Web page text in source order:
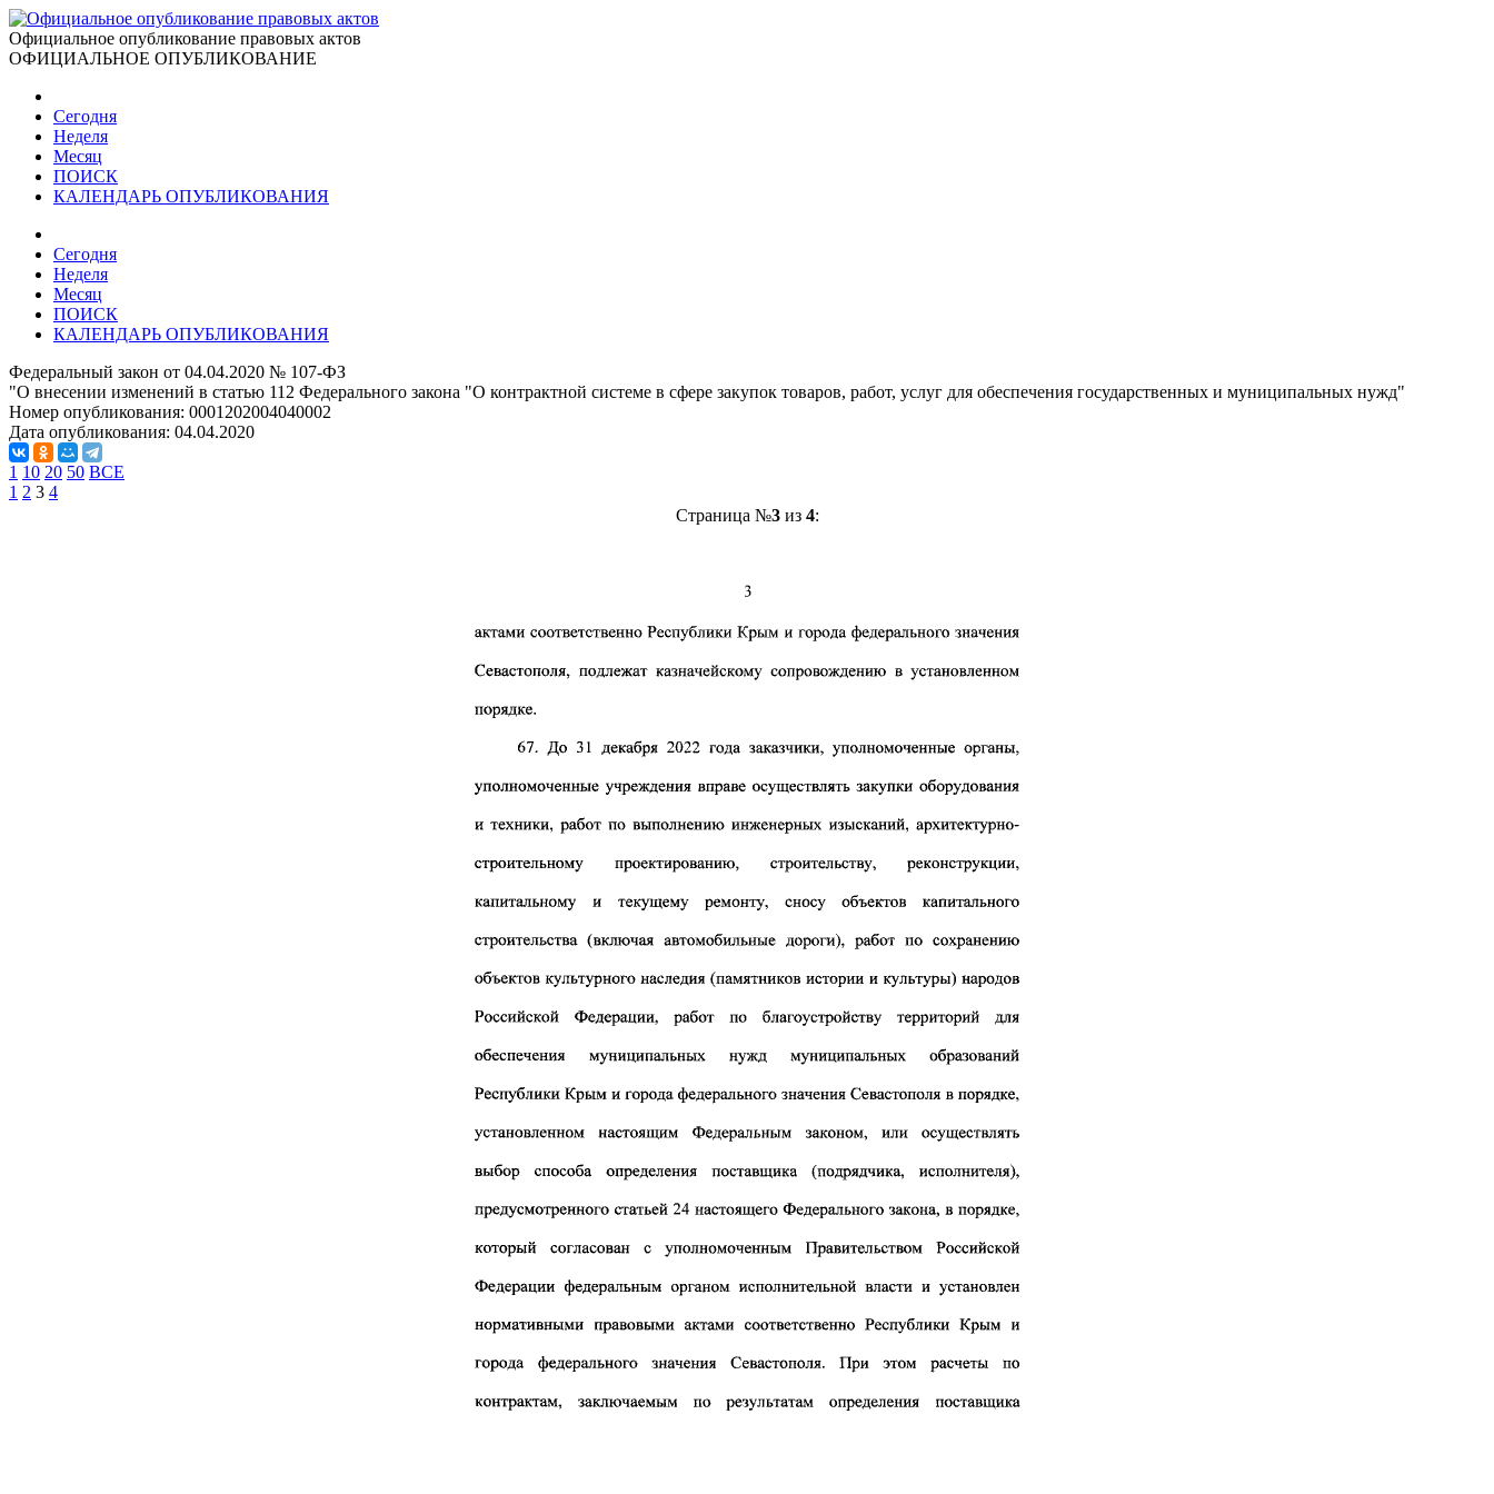
Официальное опубликование правовых актов
ОФИЦИАЛЬНОЕ ОПУБЛИКОВАНИЕ
Сегодня
Неделя
Месяц
ПОИСК
КАЛЕНДАРЬ ОПУБЛИКОВАНИЯ
Сегодня
Неделя
Месяц
ПОИСК
КАЛЕНДАРЬ ОПУБЛИКОВАНИЯ
Федеральный закон от 04.04.2020 № 107-ФЗ
"О внесении изменений в статью 112 Федерального закона "О контрактной системе в сфере закупок товаров, работ, услуг для обеспечения государственных и муниципальных нужд"
Номер опубликования: 0001202004040002
Дата опубликования: 04.04.2020
1 10 20 50 ВСЕ
1 2 3 4
Страница №3из 4: